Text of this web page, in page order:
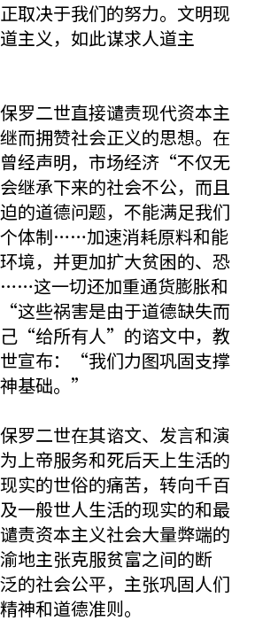
取决于我们的努力。文明现
主义，如此谋求人道主
二世直接谴责现代资本主
而拥赞社会正义的思想。在
经声明，市场经济“不仅无
继承下来的社会不公，而且
的道德问题，不能满足我们
体制……加速消耗原料和能
境，并更加扩大贫困的、恐
这一切还加重通货膨胀和
这些祸害是由于道德缺失而
“给所有人”的谘文中，教
宣布：“我们力图巩固支撑
基础。”
二世在其谘文、发言和演
上帝服务和死后天上生活的
实的世俗的痛苦，转向千百
一般世人生活的现实的和最
责资本主义社会大量弊端的
地主张克服贫富之间的断
的社会公平，主张巩固人们
神和道德准则。